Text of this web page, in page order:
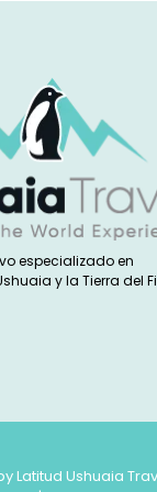
especializado en
y la Tierra del
Latitud Ushuaia